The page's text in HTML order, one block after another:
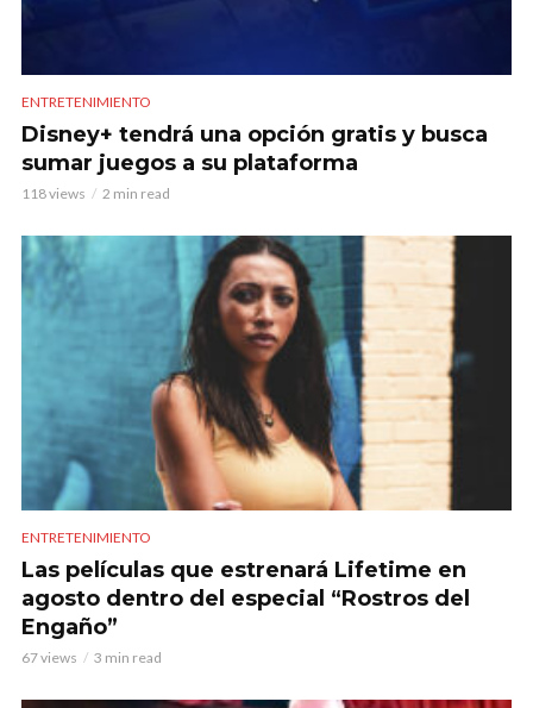
ENTRETENIMIENTO
Disney+ tendrá una opción gratis y busca
sumar juegos a su plataforma
118 views 2 min read
ENTRETENIMIENTO
Las películas que estrenará Lifetime en
agosto dentro del especial “Rostros del
Engaño”
67 views 3 min read